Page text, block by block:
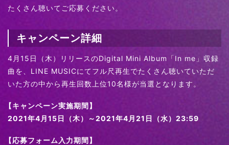
たくさん聴いてご応募ください。
キャンペーン詳細
4月15日（木）リリースのDigital Mini Album「In me」収録
曲を、LINE MUSICにてフル尺再生でたくさん聴いていただ
いた方の中から再生回数上位10名様が当選となります。
【キャンペーン実施期間】
2021年4月15日（木）～2021年4月21日（水）23:59
【応募フォーム入力期間】